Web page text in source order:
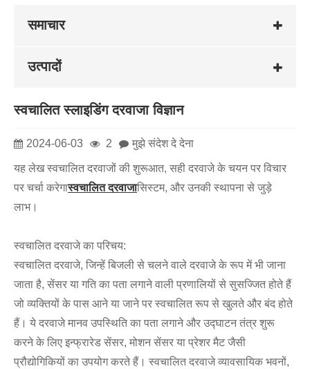
समाचार
उत्पादों
स्वचालित स्लाइडिंग दरवाजा विज्ञान
2024-06-03 2 मुझे संदेश दे देना
यह लेख स्वचालित दरवाजों की शुरूआत, सही दरवाजे के चयन पर विचार
पर चर्चा करेगास्वचालित दरवाजासिस्टम, और उनकी स्थापना से जुड़े
लाभ।
स्वचालित दरवाजे का परिचय:
स्वचालित दरवाजे, जिन्हें बिजली से चलने वाले दरवाजे के रूप में भी जाना
जाता है, सेंसर या गति का पता लगाने वाली प्रणालियों से सुसज्जित होते हैं
जो व्यक्तियों के पास आने या जाने पर स्वचालित रूप से खुलते और बंद होते
हैं। ये दरवाजे मानव उपस्थिति का पता लगाने और उद्घाटन तंत्र शुरू
करने के लिए इन्फ्रारेड सेंसर, मोशन सेंसर या प्रेशर मैट जैसी
प्रौद्योगिकियों का उपयोग करते हैं। स्वचालित दरवाजे व्यावसायिक भवनों,